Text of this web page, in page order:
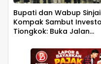
Bupati dan Wabup Sinjai
Kompak Sambut
Tiongkok: Buka Jalan